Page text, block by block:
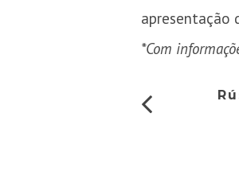
apresentação
*Com